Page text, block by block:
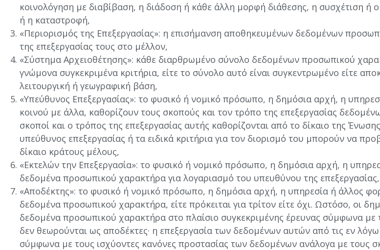
κοινολόγηση με διαβίβαση, η διάδοση ή κάθε άλλη μορφή διάθεσης, η συσχέτιση ή
ή η καταστροφή,
«Περιορισμός της Επεξεργασίας»: η επισήμανση αποθηκευμένων δεδομένων
της επεξεργασίας τους στο μέλλον,
«Σύστημα Αρχειοθέτησης»: κάθε διαρθρωμένο σύνολο δεδομένων προσωπικού
γνώμονα συγκεκριμένα κριτήρια, είτε το σύνολο αυτό είναι συγκεντρωμένο είτε
λειτουργική ή γεωγραφική βάση,
«Υπεύθυνος Επεξεργασίας»: το φυσικό ή νομικό πρόσωπο, η δημόσια αρχή, η
κοινού με άλλα, καθορίζουν τους σκοπούς και τον τρόπο της επεξεργασίας
σκοποί και ο τρόπος της επεξεργασίας αυτής καθορίζονται από το δίκαιο της
υπεύθυνος επεξεργασίας ή τα ειδικά κριτήρια για τον διορισμό του μπορούν να
δίκαιο κράτους μέλους,
«Εκτελών την Επεξεργασία»: το φυσικό ή νομικό πρόσωπο, η δημόσια αρχή, η
δεδομένα προσωπικού χαρακτήρα για λογαριασμό του υπευθύνου της επεξεργασίας,
«Αποδέκτης»: το φυσικό ή νομικό πρόσωπο, η δημόσια αρχή, η υπηρεσία ή άλλος
δεδομένα προσωπικού χαρακτήρα, είτε πρόκειται για τρίτον είτε όχι. Ωστόσο, οι
δεδομένα προσωπικού χαρακτήρα στο πλαίσιο συγκεκριμένης έρευνας σύμφωνα με
δεν θεωρούνται ως αποδέκτες· η επεξεργασία των δεδομένων αυτών από τις εν
σύμφωνα με τους ισχύοντες κανόνες προστασίας των δεδομένων ανάλογα με τους